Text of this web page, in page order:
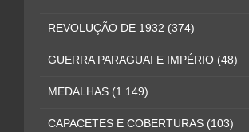
REVOLUÇÃO DE 1932 (374)
GUERRA PARAGUAI E IMPÉRIO (48)
MEDALHAS (1.149)
CAPACETES E COBERTURAS (103)